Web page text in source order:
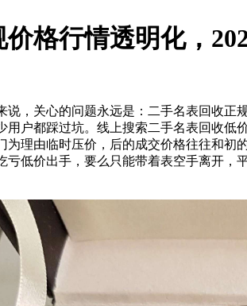
格行情透明化，
关心的问题永远是：二手名表回收正
用户都踩过坑。线上搜索二手名表回收
为理由临时压价，后的成交价格往往和
亏低价出手，要么只能带着表空手离开